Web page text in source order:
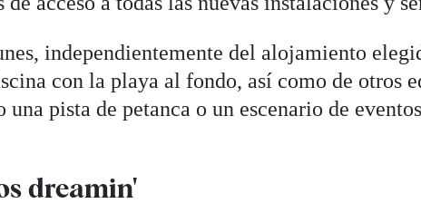
independientemente del alojamiento
con la playa al fondo, así como de otros
una pista de petanca o un escenario de
dreamin'